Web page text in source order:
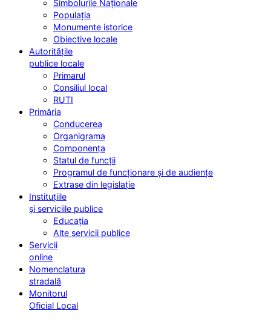
Simbolurile Naționale
Populația
Monumente istorice
Obiective locale
Autoritățile
publice locale
Primarul
Consiliul local
RUTI
Primăria
Conducerea
Organigrama
Componența
Statul de funcții
Programul de funcționare și de audiențe
Extrase din legislație
Instituțiile
și serviciile publice
Educația
Alte servicii publice
Servicii
online
Nomenclatura
stradală
Monitorul
Oficial Local